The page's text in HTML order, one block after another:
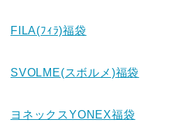
FILA(ﾌｨﾗ)福袋
SVOLME(スボルメ)福袋
ヨネックスYONEX福袋